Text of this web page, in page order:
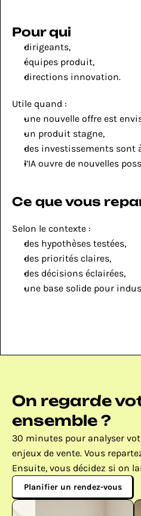
Pour qui
dirigeants,
équipes produit,
directions innovation.
Utile quand :
une nouvelle offre est
un produit stagne,
des investissements sont
l’IA ouvre de nouvelles
Ce que vous
Selon le contexte :
des hypothèses testées,
des priorités claires,
des décisions éclairées,
une base solide pour
On regarde
ensemble ?
30 minutes pour analyser
enjeux de vente. Vous
Ensuite, vous décidez si on
Planifier un rendez-vous